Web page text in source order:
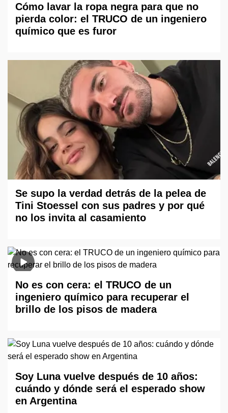
Cómo lavar la ropa negra para que no
pierda color: el TRUCO de un ingeniero
químico que es furor
Se supo la verdad detrás de la pelea de
Tini Stoessel con sus padres y por qué
no los invita al casamiento
No es con cera: el TRUCO de un
ingeniero químico para recuperar el
brillo de los pisos de madera
Soy Luna vuelve después de 10 años:
cuándo y dónde será el esperado show
en Argentina